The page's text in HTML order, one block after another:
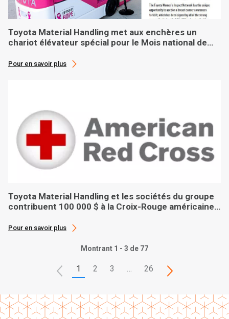
Toyota Material Handling met aux enchères un
chariot élévateur spécial pour le Mois national de
Pour en savoir plus
Toyota Material Handling et les sociétés du groupe
contribuent 100 000 $ à la Croix-Rouge américaine
Pour en savoir plus
Montrant 1 - 3 de 77
1 2 3 … 26